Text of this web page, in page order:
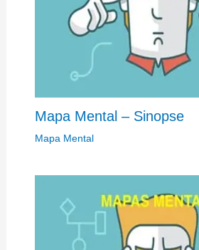
Mapa Mental – Sinopse
Mapa Mental